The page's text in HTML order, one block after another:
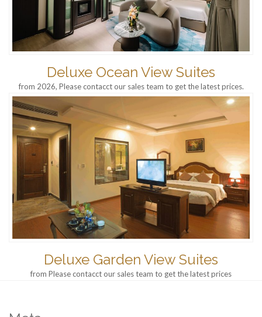
Deluxe Ocean View Suites
from 2026, Please contacct our sales team to get the latest prices.
Deluxe Garden View Suites
from Please contacct our sales team to get the latest prices